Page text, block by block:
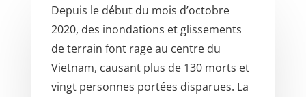
Depuis le début du mois d’octobre
2020, des inondations et glissements
de terrain font rage au centre du
Vietnam, causant plus de 130 morts et
vingt personnes portées disparues. La